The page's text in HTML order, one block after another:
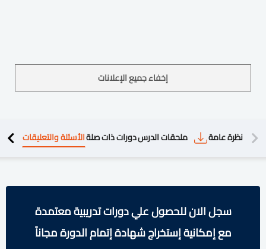
إخفاء جميع الإعلانات
نظرة عامة ملحقات الدرسدورات ذات صلةالأسئلة والتعليقات
سجل الان للحصول علي دورات تدريبية معتمدة
مع إمكانية إستخراج شهادة إتمام الدورة مجاناً